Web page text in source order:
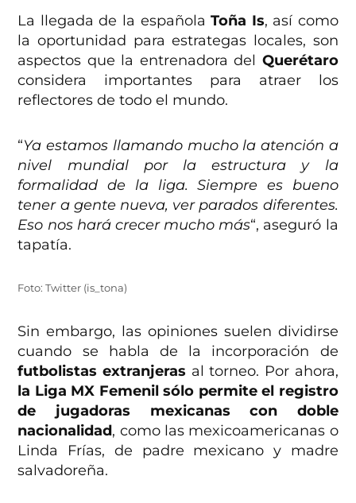
La llegada de la española Toña Is, así como
la oportunidad para estrategas locales, son
aspectos que la entrenadora del Querétaro
considera importantes para atraer los
reflectores de todo el mundo.
“Ya estamos llamando mucho la atención a
nivel mundial por la estructura y la
formalidad de la liga. Siempre es bueno
tener a gente nueva, ver parados diferentes.
Eso nos hará crecer mucho más“, aseguró la
tapatía.
Foto: Twitter (is_tona)
Sin embargo, las opiniones suelen dividirse
cuando se habla de la incorporación de
futbolistas extranjeras al torneo. Por ahora,
la Liga MX Femenil sólo permite el registro
de jugadoras mexicanas con doble
nacionalidad, como las mexicoamericanas o
Linda Frías, de padre mexicano y madre
salvadoreña.